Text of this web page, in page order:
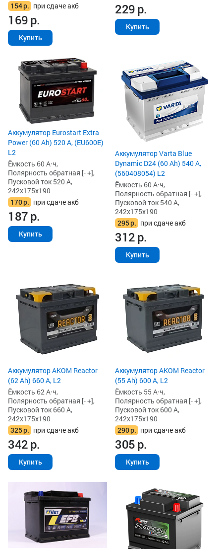
154р. при сдаче акб
169р.
Купить
229р.
Купить
Аккумулятор Eurostart Extra
Power (60 Ah) 520 А, (EU600E)
L2
Ёмкость 60 А·ч,
Полярность обратная [- +],
Пусковой ток 520 А,
242x175x190
170р. при сдаче акб
187р.
Купить
Аккумулятор Varta Blue
Dynamic D24 (60 Ah) 540 А,
(560408054) L2
Ёмкость 60 А·ч,
Полярность обратная [- +],
Пусковой ток 540 А,
242x175x190
295р. при сдаче акб
312р.
Купить
Аккумулятор AKOM Reactor
(62 Ah) 660 А, L2
Ёмкость 62 А·ч,
Полярность обратная [- +],
Пусковой ток 660 А,
242x175x190
325р. при сдаче акб
342р.
Купить
Аккумулятор AKOM Reactor
(55 Ah) 600 А, L2
Ёмкость 55 А·ч,
Полярность обратная [- +],
Пусковой ток 600 А,
242x175x190
290р. при сдаче акб
305р.
Купить